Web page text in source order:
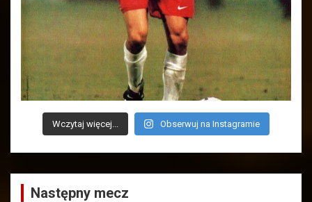
Wczytaj więcej... Obserwuj na Instagramie
Następny mecz